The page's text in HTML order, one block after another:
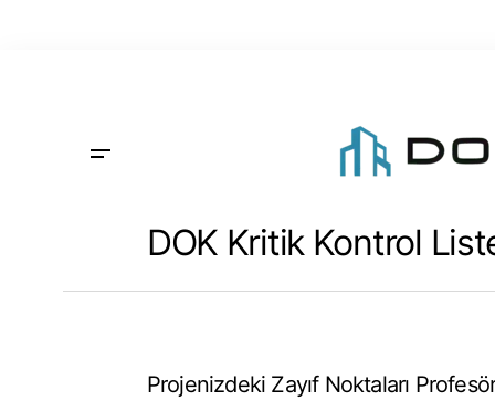
DOK Kritik Kontrol
Projenizdeki Zayıf Noktaları